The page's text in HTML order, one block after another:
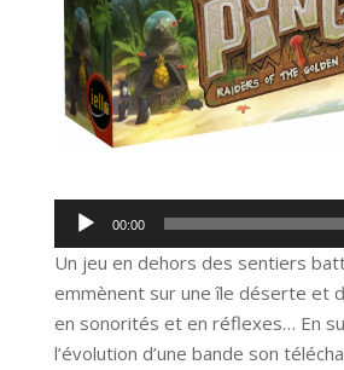
Lecteur
audio
00:00
Un jeu en dehors des sentiers
emmènent sur une île déserte et
en sonorités et en réflexes… En
l’évolution d’une bande son